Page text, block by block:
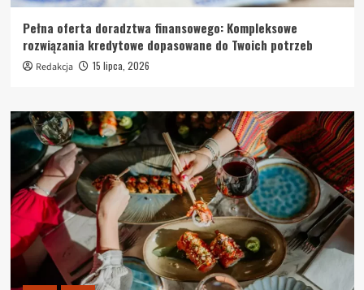
Pełna oferta doradztwa finansowego: Kompleksowe
rozwiązania kredytowe dopasowane do Twoich potrzeb
Redakcja 15 lipca, 2026